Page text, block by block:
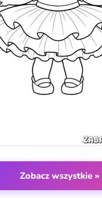
Zobacz wszystkie »